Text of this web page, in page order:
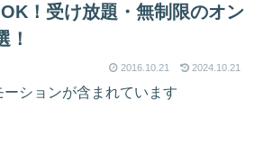
！受け放題・無制限のオン
！
2016.10.21 2024.10.21
ションが含まれています